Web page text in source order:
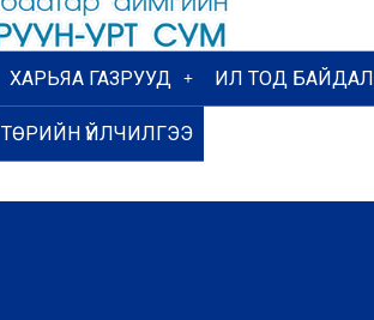
ХАРЬЯА ГАЗРУУД ИЛ ТОД БАЙДАЛ
ТӨРИЙН ҮЙЛЧИЛГЭЭ